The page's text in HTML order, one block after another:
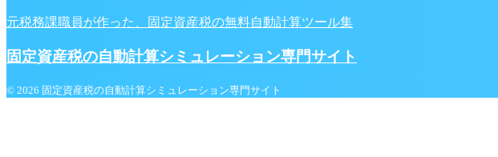
元税務課職員が作った、固定資産税の無料自動計算ツール集
固定資産税の自動計算シミュレーション専門サイト
© 2026 固定資産税の自動計算シミュレーション専門サイト